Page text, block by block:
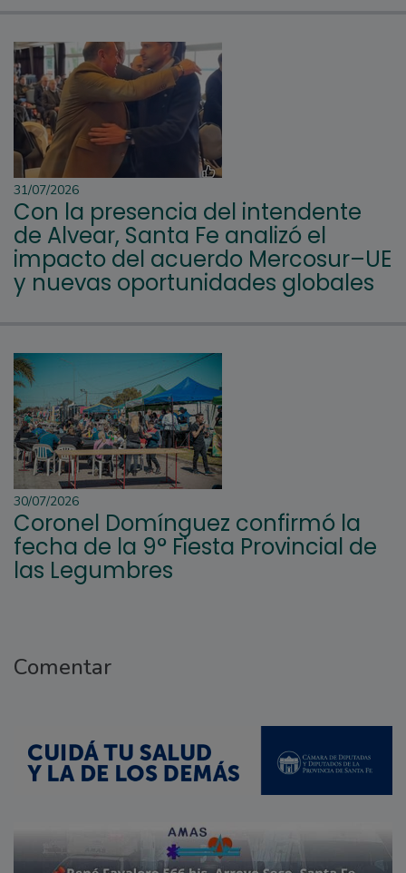
31/07/2026
Con la presencia del intendente
de Alvear, Santa Fe analizó el
impacto del acuerdo Mercosur–UE
y nuevas oportunidades globales
30/07/2026
Coronel Domínguez confirmó la
fecha de la 9° Fiesta Provincial de
las Legumbres
Comentar